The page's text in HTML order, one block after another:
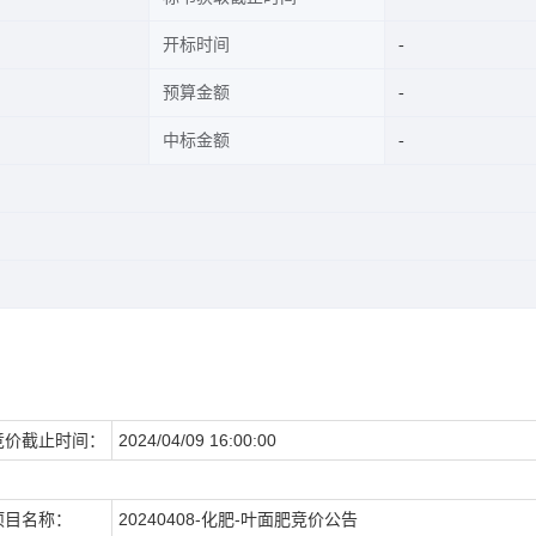
开标时间
预算金额
中标金额
价截止时间： 2024/04/09 16:00:00
名称： 20240408-化肥-叶面肥竞价公告